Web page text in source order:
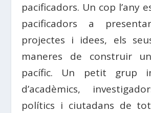
pacificadors. Un cop l’any
pacificadors a
projectes i idees, els
maneres de construir
pacífic. Un petit grup
d’acadèmics,
polítics i ciutadans de